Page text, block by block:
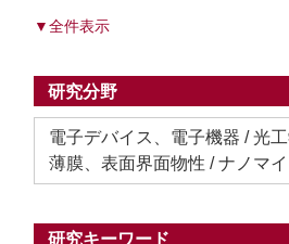
▼全件表示
研究分野
電子デバイス、電子機器 / 光
薄膜、表面界面物性 / ナノマ
研究キーワード